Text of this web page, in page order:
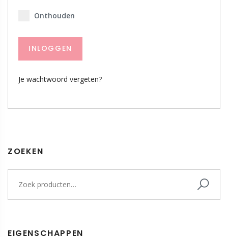
ZOEKEN
EIGENSCHAPPEN
Onthouden
INLOGGEN
Je wachtwoord vergeten?